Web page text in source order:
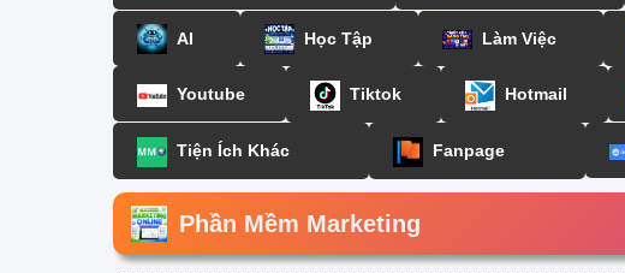
AI Học Tập Làm Việc
Youtube Tiktok Hotmail
Tiện Ích Khác Fanpage
Phần Mềm Marketing